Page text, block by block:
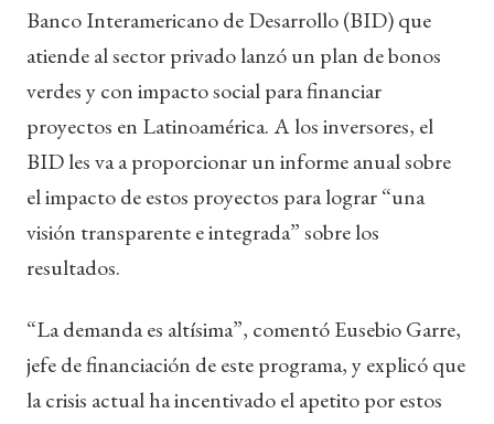
Banco Interamericano de Desarrollo (BID) que
atiende al sector privado lanzó un plan de bonos
verdes y con impacto social para financiar
proyectos en Latinoamérica. A los inversores, el
BID les va a proporcionar un informe anual sobre
el impacto de estos proyectos para lograr “una
visión transparente e integrada” sobre los
resultados.
“La demanda es altísima”, comentó Eusebio Garre,
jefe de financiación de este programa, y explicó que
la crisis actual ha incentivado el apetito por estos